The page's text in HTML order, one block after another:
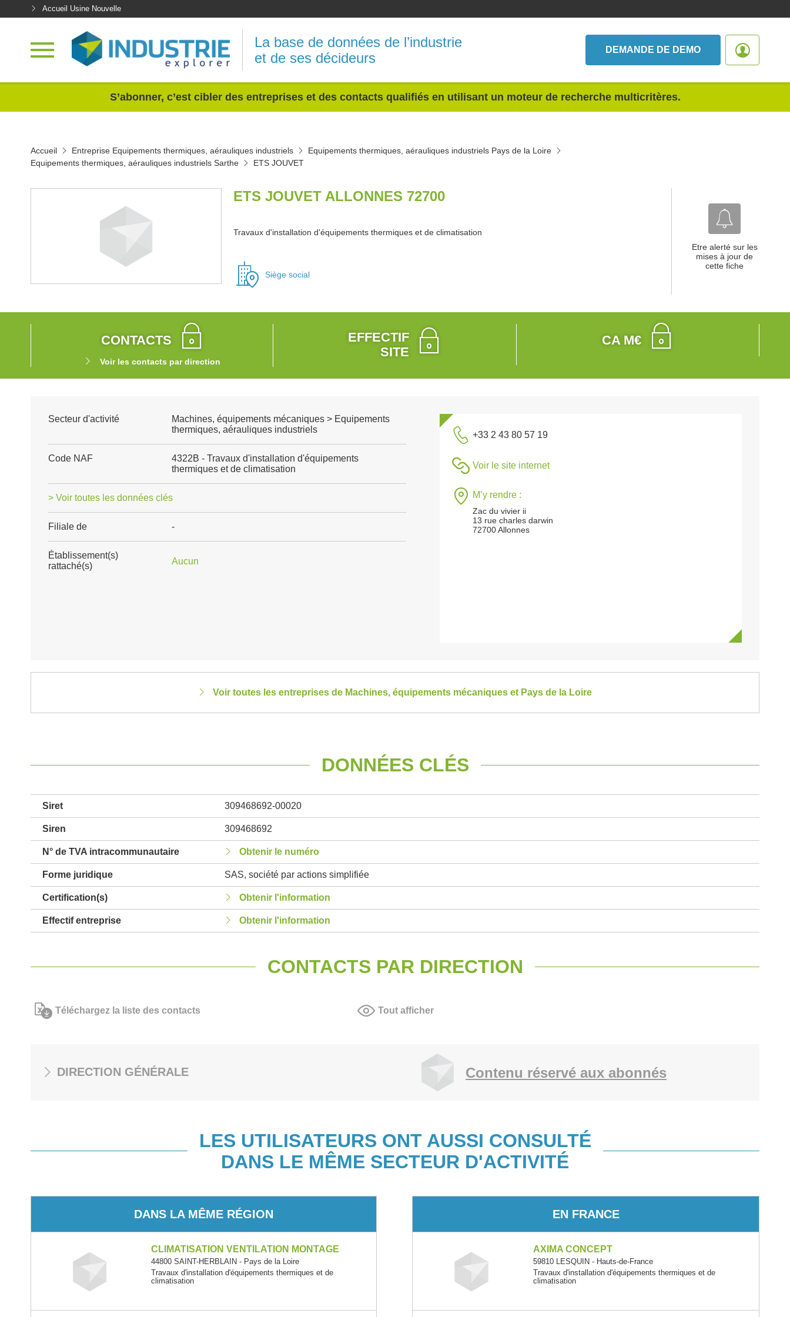
Accueil Usine Nouvelle
La base de données de l’industrie
et de ses décideurs
DEMANDE DE DEMO
S’abonner, c’est cibler des entreprises et des contacts qualifiés en utilisant un moteur de recherche multicritères.
Accueil Entreprise Equipements thermiques, aérauliques industriels
Equipements thermiques, aérauliques industriels Pays de la Loire
Equipements thermiques, aérauliques industriels Sarthe
ETS JOUVET
ETS JOUVET ALLONNES 72700
Travaux d'installation d'équipements thermiques et de climatisation
Siège social
Etre alerté sur les
mises à jour de
cette fiche
CONTACTS
Voir les contacts par direction
EFFECTIF
SITE
CA M€
Secteur d'activité
Machines, équipements mécaniques > Equipements
thermiques, aérauliques industriels
Code NAF
4322B - Travaux d'installation d'équipements
thermiques et de climatisation
> Voir toutes les données clés
Filiale de -
Établissement(s)
rattaché(s)
Aucun
+33 2 43 80 57 19
Voir le site internet
M’y rendre :
Zac du vivier ii
13 rue charles darwin
72700 Allonnes
Voir toutes les entreprises de Machines, équipements mécaniques et Pays de la Loire
DONNÉES CLÉS
Siret 309468692-00020
Siren 309468692
N° de TVA intracommunautaire Obtenir le numéro
Forme juridique SAS, société par actions simplifiée
Certification(s) Obtenir l'information
Effectif entreprise Obtenir l'information
CONTACTS PAR DIRECTION
Téléchargez la liste des contacts Tout afficher
DIRECTION GÉNÉRALE Contenu réservé aux abonnés
LES UTILISATEURS ONT AUSSI CONSULTÉ
DANS LE MÊME SECTEUR D'ACTIVITÉ
DANS LA MÊME RÉGION
CLIMATISATION VENTILATION MONTAGE
44800 SAINT-HERBLAIN - Pays de la Loire
Travaux d'installation d'équipements thermiques et de
climatisation
EN FRANCE
AXIMA CONCEPT
59810 LESQUIN - Hauts-de-France
Travaux d'installation d'équipements thermiques et de
climatisation